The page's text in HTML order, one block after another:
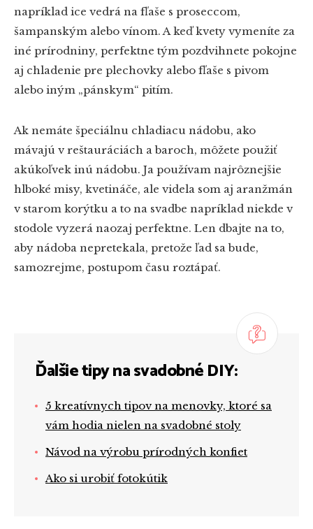
napríklad ice vedrá na fľaše s proseccom,
šampanským alebo vínom. A keď kvety vymeníte za
iné prírodniny, perfektne tým pozdvihnete pokojne
aj chladenie pre plechovky alebo fľaše s pivom
alebo iným „pánskym“ pitím.
Ak nemáte špeciálnu chladiacu nádobu, ako
mávajú v reštauráciách a baroch, môžete použiť
akúkoľvek inú nádobu. Ja používam najrôznejšie
hlboké misy, kvetináče, ale videla som aj aranžmán
v starom korýtku a to na svadbe napríklad niekde v
stodole vyzerá naozaj perfektne. Len dbajte na to,
aby nádoba nepretekala, pretože ľad sa bude,
samozrejme, postupom času roztápať.
Ďalšie tipy na svadobné DIY:
5 kreatívnych tipov na menovky, ktoré sa
vám hodia nielen na svadobné stoly
Návod na výrobu prírodných konfiet
Ako si urobiť fotokútik